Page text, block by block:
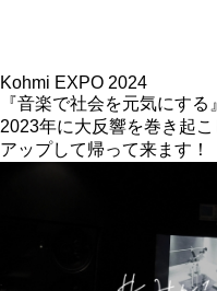
Kohmi EXPO 2024
『音楽で社会を元気にする』
2023年に大反響を巻き起
アップして帰って来ます！